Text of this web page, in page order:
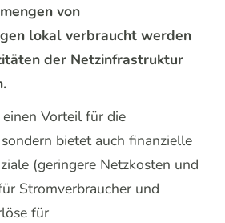
von
lokal verbraucht werden
der Netzinfrastruktur
Vorteil für die
bietet auch finanzielle
(geringere Netzkosten und
Stromverbraucher und
für